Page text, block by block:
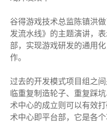
谷得游戏技术总监陈镇洪
发流水线》的主题演讲，
部，实现游戏研发的通用
作。
过去的开发模式项目组之
临重复制造轮子、重复踩
术中心的成立则可以有效
术中心即平台部，它是各